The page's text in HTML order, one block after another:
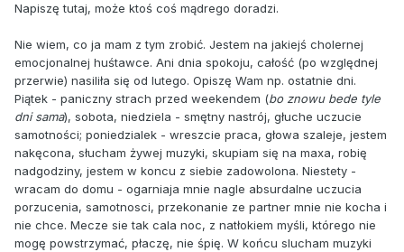
Napiszę tutaj, może ktoś coś mądrego doradzi.
Nie wiem, co ja mam z tym zrobić. Jestem na jakiejś cholernej
emocjonalnej huśtawce. Ani dnia spokoju, całość (po względnej
przerwie) nasiliła się od lutego. Opiszę Wam np. ostatnie dni.
Piątek - paniczny strach przed weekendem (bo znowu bede tyle
dni sama), sobota, niedziela - smętny nastrój, głuche uczucie
samotności; poniedzialek - wreszcie praca, głowa szaleje, jestem
nakęcona, słucham żywej muzyki, skupiam się na maxa, robię
nadgodziny, jestem w koncu z siebie zadowolona. Niestety -
wracam do domu - ogarniaja mnie nagle absurdalne uczucia
porzucenia, samotnosci, przekonanie ze partner mnie nie kocha i
nie chce. Mecze sie tak cala noc, z natłokiem myśli, którego nie
mogę powstrzymać, płaczę, nie śpię. W końcu slucham muzyki